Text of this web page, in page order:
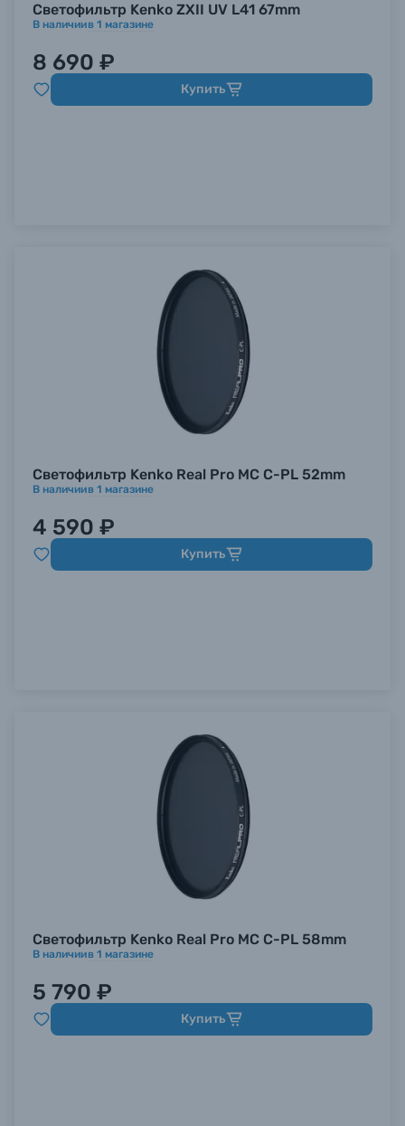
Светофильтр Kenko ZXII UV L41 67mm
В наличиив 1 магазине
8 690 ₽
Купить
Светофильтр Kenko Real Pro MC C-PL 52mm
В наличиив 1 магазине
4 590 ₽
Купить
Светофильтр Kenko Real Pro MC C-PL 58mm
В наличиив 1 магазине
5 790 ₽
Купить